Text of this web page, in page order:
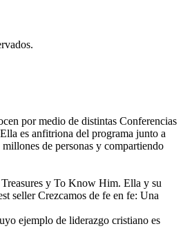
por medio de distintas Conferencias
es anfitriona del programa junto a
de personas y compartiendo
y To Know Him. Ella y su
seller Crezcamos de fe en fe: Una
ejemplo de liderazgo cristiano es